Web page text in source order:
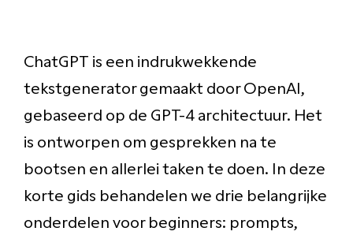
ChatGPT is een indrukwekkende
tekstgenerator gemaakt door OpenAI,
gebaseerd op de GPT-4 architectuur. Het
is ontworpen om gesprekken na te
bootsen en allerlei taken te doen. In deze
korte gids behandelen we drie belangrijke
onderdelen voor beginners: prompts,